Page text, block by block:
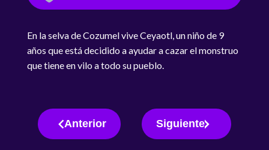
En la selva de Cozumel vive Ceyaotl, un niño de 9
años que está decidido a ayudar a cazar el monstruo
que tiene en vilo a todo su pueblo.
Anterior Siguiente